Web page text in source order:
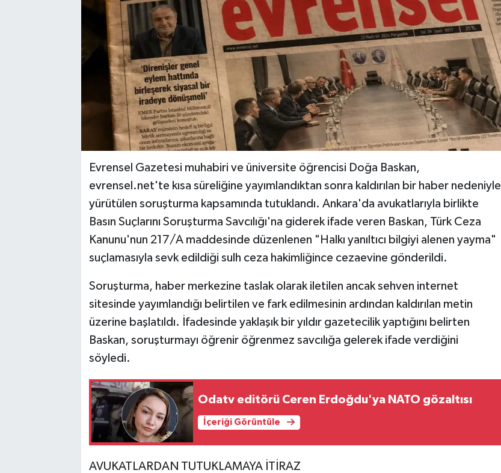
Evrensel Gazetesi muhabiri ve üniversite öğrencisi Doğa Baskan,
evrensel.net'te kısa süreliğine yayımlandıktan sonra kaldırılan bir haber nedeniyle
yürütülen soruşturma kapsamında tutuklandı. Ankara'da avukatlarıyla birlikte
Basın Suçlarını Soruşturma Savcılığı'na giderek ifade veren Baskan, Türk Ceza
Kanunu'nun 217/A maddesinde düzenlenen "Halkı yanıltıcı bilgiyi alenen yayma"
suçlamasıyla sevk edildiği sulh ceza hakimliğince cezaevine gönderildi.
Soruşturma, haber merkezine taslak olarak iletilen ancak sehven internet
sitesinde yayımlandığı belirtilen ve fark edilmesinin ardından kaldırılan metin
üzerine başlatıldı. İfadesinde yaklaşık bir yıldır gazetecilik yaptığını belirten
Baskan, soruşturmayı öğrenir öğrenmez savcılığa gelerek ifade verdiğini
söyledi.
Odatv editörü Ceren Erdoğdu'ya NATO gözaltısı
İçeriği Görüntüle
AVUKATLARDAN TUTUKLAMAYA İTİRAZ